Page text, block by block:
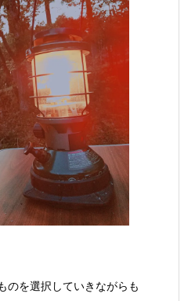
のを選択していきながらも